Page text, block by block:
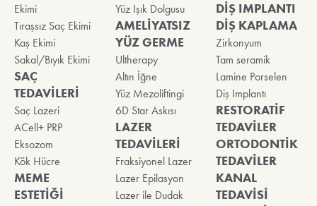
Ekimi
Tıraşsız Saç Ekimi
Kaş Ekimi
Sakal/Bıyık Ekimi
SAÇ
TEDAVİLERİ
Saç Lazeri
ACell+ PRP
Eksozom
Kök Hücre
MEME
ESTETİĞİ
Yüz Işık Dolgusu
AMELİYATSIZ
YÜZ GERME
Ultherapy
Altın İğne
Yüz Mezoliftingi
6D Star Askısı
LAZER
TEDAVİLERİ
Fraksiyonel Lazer
Lazer Epilasyon
Lazer ile Dudak
DİŞ IMPLANTI
DİŞ KAPLAMA
Zirkonyum
Tam seramik
Lamine Porselen
Diş Implantı
RESTORATİF
TEDAVİLER
ORTODONTİK
TEDAVİLER
KANAL
TEDAVİSİ